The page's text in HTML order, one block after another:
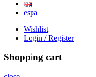
espa
Wishlist
Login / Register
Shopping cart